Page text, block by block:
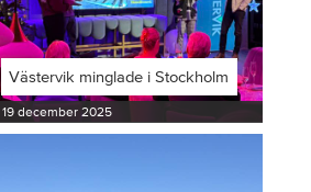
Västervik minglade i Stockholm
19 december 2025